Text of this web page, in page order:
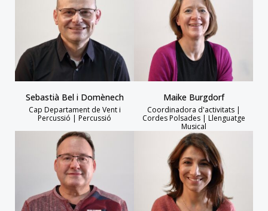
Sebastià Bel i Domènech
Cap Departament de Vent i
Percussió | Percussió
Maike Burgdorf
Coordinadora d'activitats |
Cordes Polsades | Llenguatge
Musical